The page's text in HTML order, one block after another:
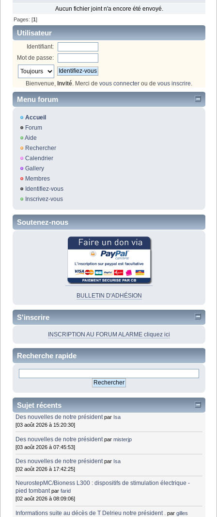
Aucun fichier joint n'a encore été envoyé.
Pages: [1]
Utilisateur
Identifiant:
Mot de passe:
Bienvenue, Invité. Merci de vous connecter ou de vous inscrire.
Menu forum
Accueil
Forum
Aide
Rechercher
Calendrier
Gallery
Membres
Identifiez-vous
Inscrivez-vous
Soutenez-nous
BULLETIN D'ADHÉSION
S'inscrire
INSCRIPTION AU FORUM ALARME cliquez ici
Recherche rapide
Sujet récents
Des nouvelles de notre président par Isa
[03 août 2026 à 15:20:30]
Des nouvelles de notre président parmisterjp
[03 août 2026 à 07:45:53]
Des nouvelles de notre président par Isa
[02 août 2026 à 17:42:25]
NeurostepMC/Bioness L300 : dispositifs de stimulation électrique -
pied tombant parfarid
[02 août 2026 à 08:09:06]
Informations suite au décès de T Delrieu notre président . pargilles